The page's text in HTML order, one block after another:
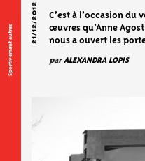
Sportivement autres
21/12/2012
C’est à l’occasion du
œuvres qu’Anne
nous a ouvert les
parALEXANDRA LOPIS